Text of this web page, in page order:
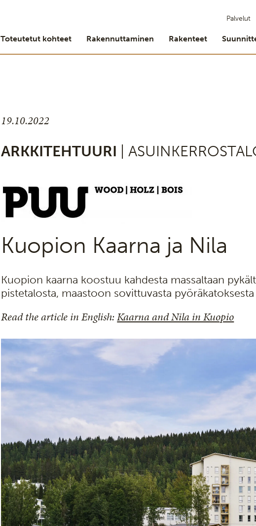
Palvelut
Toteutetut kohteet Rakennuttaminen Rakenteet
19.10.2022
ARKKITEHTUURI |
Kuopion Kaarna ja Nila
Kuopion kaarna koostuu kahdesta massaltaan
pistetalosta, maastoon sovittuvasta
Read the article in English:Kaarna and Nila in Kuopio